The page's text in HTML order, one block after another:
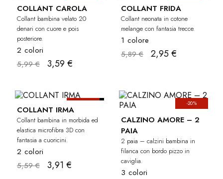
BAMBINA
COLLANT CAROLA
Collant bambina velato 20
denari con cuore e pois
posteriore.
2 colori
5,99 €
3,59 €
COLLANT FRIDA
Collant neonata in cotone
melange con fantasia trecce.
1 colore
5,89 €
2,95 €
BAMBINA
COLLANT IRMA
Collant bambina in morbida ed
elastica microfibra 3D con
fantasia a cuoricini.
2 colori
5,59 €
3,91 €
-20%
CALZINO AMORE – 2
PAIA
2 paia – calzini bambina in
filanca con bordo pizzo in
caviglia.
3 colori